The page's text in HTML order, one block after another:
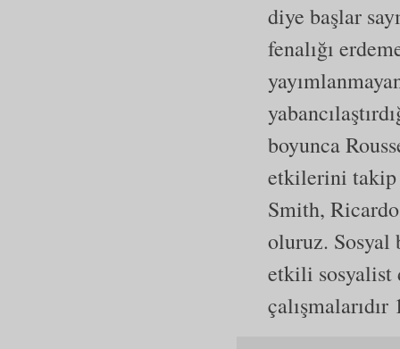
diye başlar
fenalığı
boyunca
etkilerini takip
Smith,
oluruz.
etkili sosyalist